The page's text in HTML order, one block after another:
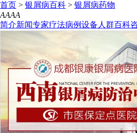
首页 > 银屑病百科 > 银屑病药物
AAAA
简介新闻专家疗法病例设备 人群百科